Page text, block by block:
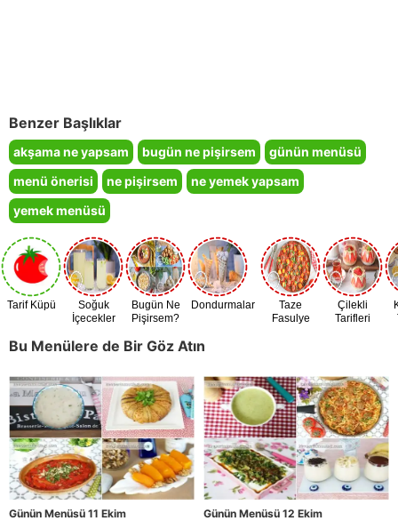
Benzer Başlıklar
akşama ne yapsam bugün ne pişirsem
günün menüsü
menü önerisi
ne pişirsem
ne yemek yapsam
yemek menüsü
Tarif Küpü
Soğuk
İçecekler
Bugün Ne
Pişirsem?
Dondurmalar
Taze
Fasulye
Çilekli
Tarifleri
Bu Menülere de Bir Göz Atın
Günün Menüsü 11 Ekim Günün Menüsü 12 Ekim